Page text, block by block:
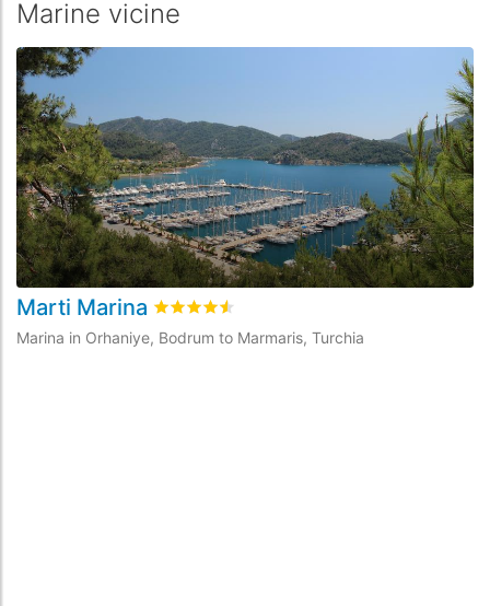
Marine vicine
Marti Marina Valutato4.5
Marina in Orhaniye, Bodrum to Marmaris, Turchia